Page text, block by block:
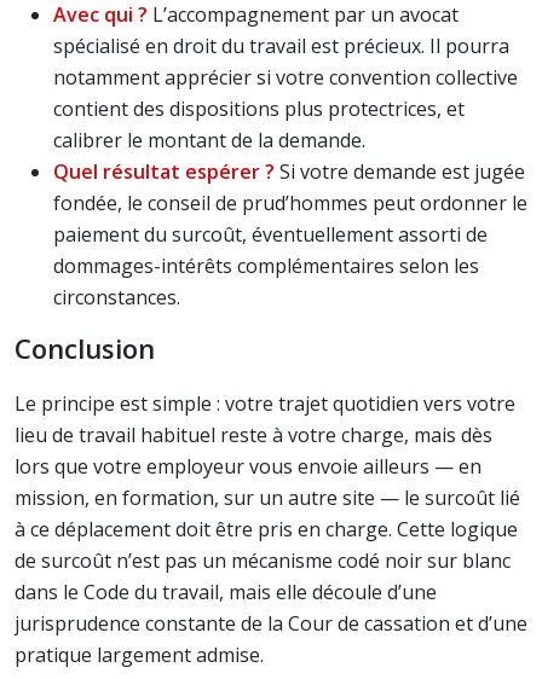
Avec qui ? L’accompagnement par un avocat
spécialisé en droit du travail est précieux. Il pourra
notamment apprécier si votre convention collective
contient des dispositions plus protectrices, et
calibrer le montant de la demande.
Quel résultat espérer ? Si votre demande est jugée
fondée, le conseil de prud’hommes peut ordonner le
paiement du surcoût, éventuellement assorti de
dommages-intérêts complémentaires selon les
circonstances.
Conclusion
Le principe est simple : votre trajet quotidien vers votre
lieu de travail habituel reste à votre charge, mais dès
lors que votre employeur vous envoie ailleurs — en
mission, en formation, sur un autre site — le surcoût lié
à ce déplacement doit être pris en charge. Cette logique
de surcoût n’est pas un mécanisme codé noir sur blanc
dans le Code du travail, mais elle découle d’une
jurisprudence constante de la Cour de cassation et d’une
pratique largement admise.